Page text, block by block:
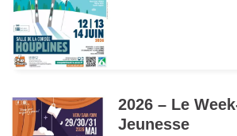
2026 – Le
Jeunesse